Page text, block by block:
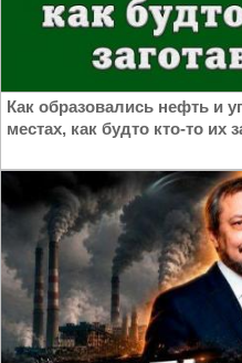
Как образовались нефть и
местах, как будто кто-то их